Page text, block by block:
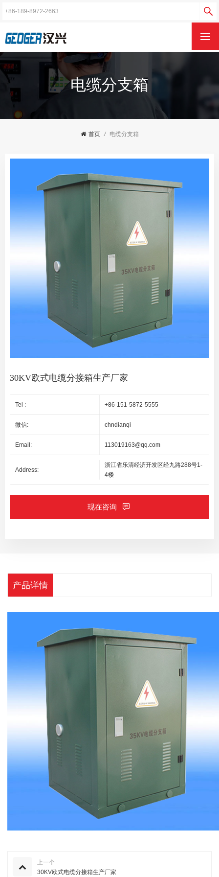
电缆分支箱
首页 / 电缆分支箱
30KV欧式电缆分接箱生产厂家
Tel : +86-151-5872-5555
微信: chndianqi
Email: 113019163@qq.com
Address:
浙江省乐清经济开发区经九路288号1-
4楼
现在咨询
产品详情
上一个
30KV欧式电缆分接箱生产厂家